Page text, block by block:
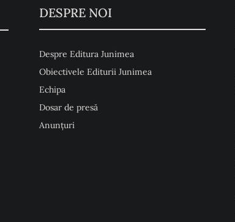
DESPRE NOI
Despre Editura Junimea
Obiectivele Editurii Junimea
Echipa
Dosar de presă
Anunţuri